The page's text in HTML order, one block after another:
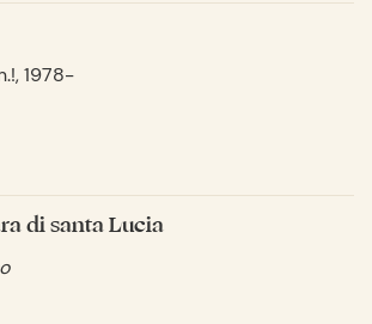
1978-
di santa Lucia